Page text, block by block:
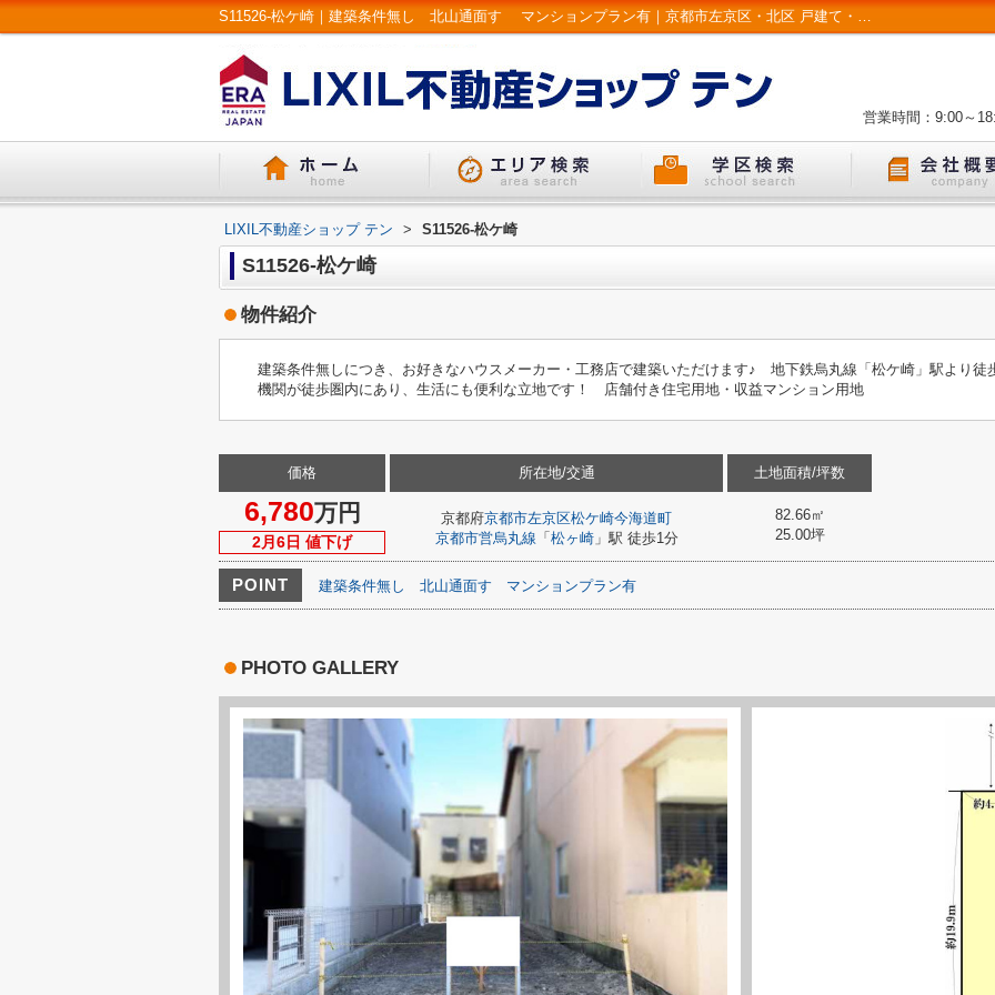
S11526-松ケ崎｜建築条件無し 北山通面す マンションプラン有｜京都市左京区・北区 戸建て・マンション | LIXIL不動産ショップ テン
営業時間：9:00～
LIXIL不動産ショップ テン > S11526-松ケ崎
S11526-松ケ崎
物件紹介
建築条件無しにつき、お好きなハウスメーカー・工務店で建築いただけます♪ 地下鉄烏丸線「松ケ崎」駅より
機関が徒歩圏内にあり、生活にも便利な立地です！ 店舗付き住宅用地・収益マンション用地
価格
6,780万円
2月6日 値下げ
所在地/交通
京都府京都市左京区松ケ崎今海道町
京都市営烏丸線 「 松ヶ崎」駅 徒歩1分
土地面積/坪数
82.66㎡
25.00坪
POINT 建築条件無し 北山通面す マンションプラン有
PHOTO GALLERY